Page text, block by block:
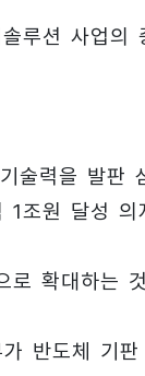
루션 사업의
술력을 발판
조원 달성 의
확대하는
반도체 기